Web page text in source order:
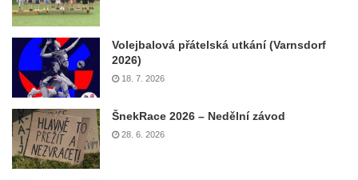
Volejbalová přátelská utkání (Varnsdorf
2026)
18. 7. 2026
ŠnekRace 2026 – Nedělní závod
28. 6. 2026